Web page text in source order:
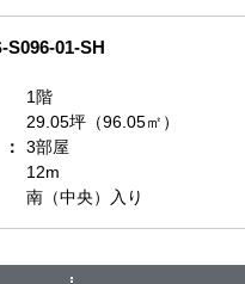
S096-01-SH
1階
29.05坪（96.05㎡）
3部屋
12m
南（中央）入り